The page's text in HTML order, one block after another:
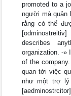
promoted to a
người mà quản
rằng có thể
describes
organization. -»
of the
quan tới việc
như một trợ lý